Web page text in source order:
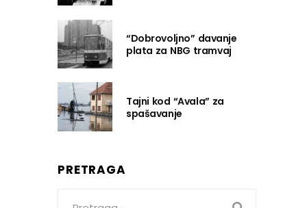
“Dobrovoljno” davanje
plata za NBG tramvaj
Tajni kod “Avala” za
spašavanje
PRETRAGA